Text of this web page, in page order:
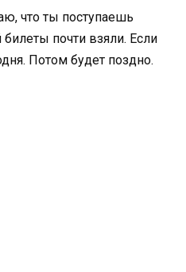
что ты поступаешь
почти взяли. Если
Потом будет поздно.